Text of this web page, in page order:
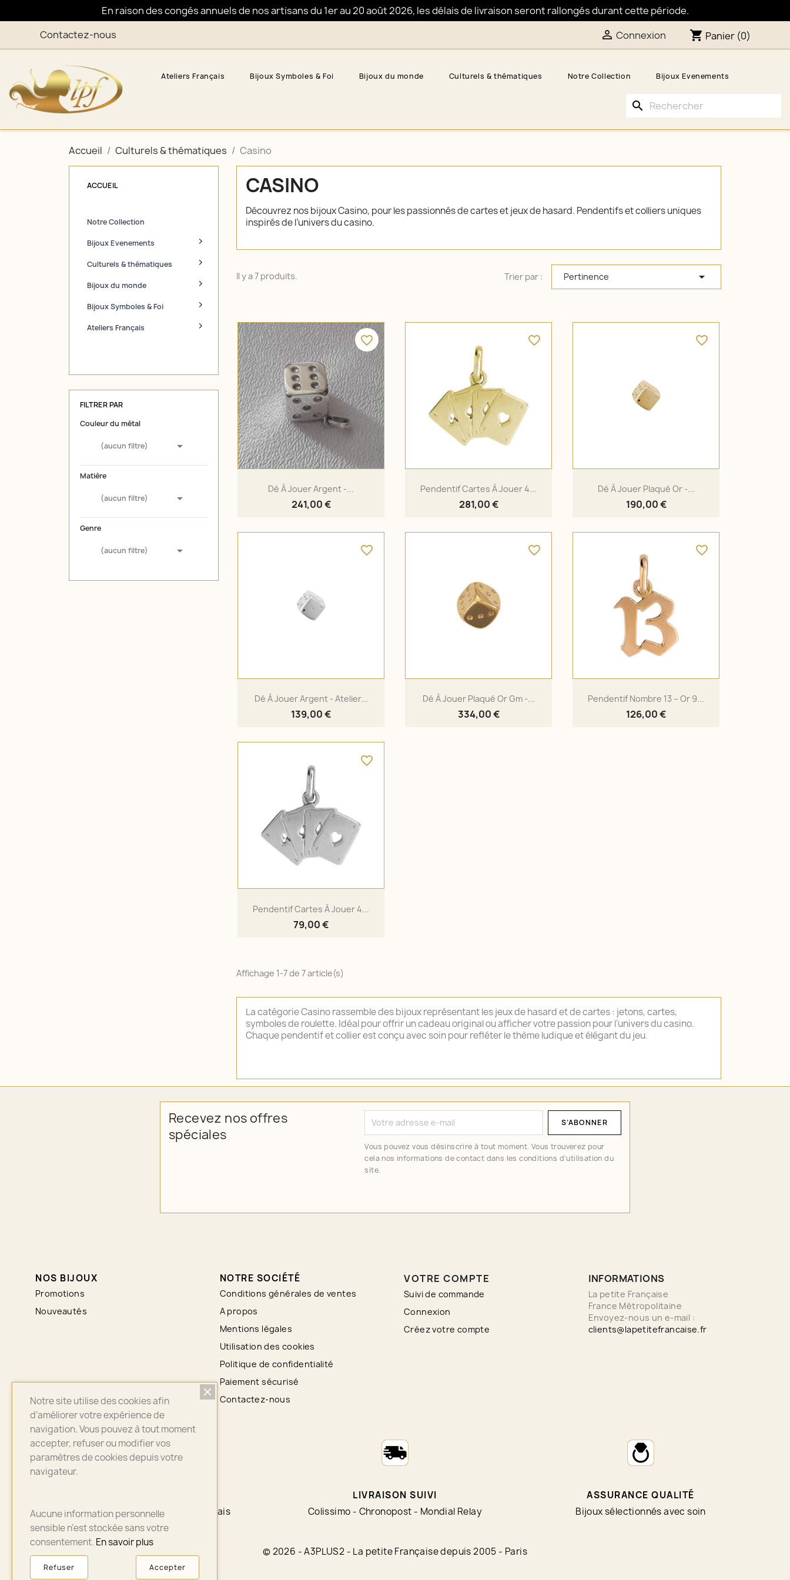
En raison des congés annuels de nos artisans du 1er au 20 août 2026, les délais de livraison seront rallongés durant cette période.
Contactez-nous
 Connexion shopping_cart Panier (0)
Ateliers Français Bijoux Symboles & Foi Bijoux du monde Culturels & thématiques Notre Collection Bijoux Evenements
search
Accueil Culturels & thématiques Casino
ACCUEIL
Notre Collection
Bijoux Evenements
Culturels & thématiques
Bijoux du monde
Bijoux Symboles & Foi
Ateliers Français
FILTRER PAR
Couleur du métal
(aucun filtre) 
Matière
(aucun filtre) 
Genre
(aucun filtre) 
CASINO
Découvrez nos bijoux Casino, pour les passionnés de cartes et jeux de hasard. Pendentifs et colliers uniques
inspirés de l’univers du casino.
Il y a 7 produits. Trier par : Pertinence 
Dé À Jouer Argent -...
241,00 €
favorite_border
Pendentif Cartes À Jouer 4...
281,00 €
favorite_border
Dé À Jouer Plaqué Or -...
190,00 €
favorite_border
Dé À Jouer Argent - Atelier...
139,00 €
favorite_border
Dé À Jouer Plaqué Or Gm -...
334,00 €
favorite_border
Pendentif Nombre 13 – Or 9...
126,00 €
favorite_border
Pendentif Cartes À Jouer 4...
79,00 €
favorite_border
Affichage 1-7 de 7 article(s)
La catégorie Casino rassemble des bijoux représentant les jeux de hasard et de cartes : jetons, cartes,
symboles de roulette. Idéal pour offrir un cadeau original ou afficher votre passion pour l’univers du casino.
Chaque pendentif et collier est conçu avec soin pour refléter le thème ludique et élégant du jeu.
Recevez nos offres
spéciales
Vous pouvez vous désinscrire à tout moment. Vous trouverez pour
cela nos informations de contact dans les conditions d'utilisation du
site.
NOS BIJOUX
Promotions
Nouveautés
NOTRE SOCIÉTÉ
Conditions générales de ventes
A propos
Mentions légales
Utilisation des cookies
Politique de confidentialité
Paiement sécurisé
Contactez-nous
VOTRE COMPTE
Suivi de commande
Connexion
Créez votre compte
INFORMATIONS
La petite Française
France Métropolitaine
Envoyez-nous un e-mail :
clients@lapetitefrancaise.fr
PayPal - CB - Payplug - 4 X sans frais
LIVRAISON SUIVI
Colissimo - Chronopost - Mondial Relay
ASSURANCE QUALITÉ
Bijoux sélectionnés avec soin
© 2026 - A3PLUS2 - La petite Française depuis 2005 - Paris
Notre site utilise des cookies afin
d’améliorer votre expérience de
navigation. Vous pouvez à tout moment
accepter, refuser ou modifier vos
paramètres de cookies depuis votre
navigateur.
Aucune information personnelle
sensible n’est stockée sans votre
consentement. En savoir plus
Accepter
Refuser